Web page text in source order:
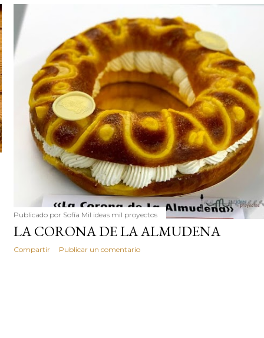
tradicionales y copiosos de invierno. Con esta receta
simple pero revolucionaria, transformaremos un
ingrediente tan humilde como la alubia de La Bañeza
en un snack ligero, dorado, cargado de proteína y
100% natural. Es el sustituto perfecto a los frutos se...
Publicado por Sofía Mil ideas mil proyectos
LA CORONA DE LA ALMUDENA
Compartir Publicar un comentario